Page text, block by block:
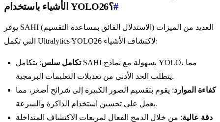
الأشياء باستخدام YOLO26؟#
يوفر SAHI (الاستدلال الفائق بمساعدة التقسيم) العديد من الميزات
التي تكمل Ultralytics YOLO26 لاكتشاف الأشياء:
تكامل سلس: يتكامل SAHI بسهولة مع نماذج YOLO، مما
يتطلب الحد الأدنى من تعديلات التعليمات البرمجية.
كفاءة الموارد: يقوم بتقسيم الصور الكبيرة إلى شرائح أصغر، مما
يعمل على تحسين استخدام الذاكرة والسرعة.
دقة عالية: من خلال الدمج الفعال لمربعات الاكتشاف المتداخلة